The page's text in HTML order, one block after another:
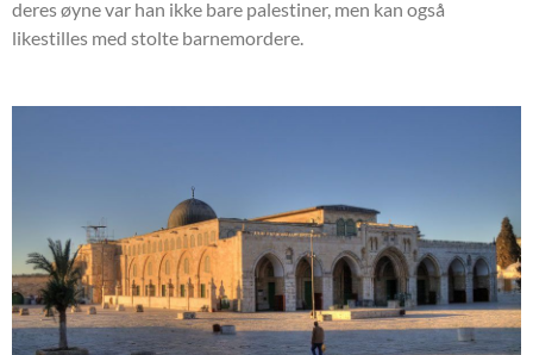
deres øyne var han ikke bare palestiner, men kan også
likestilles med stolte barnemordere.